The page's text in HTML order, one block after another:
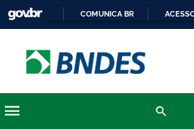
COMUNICA BR